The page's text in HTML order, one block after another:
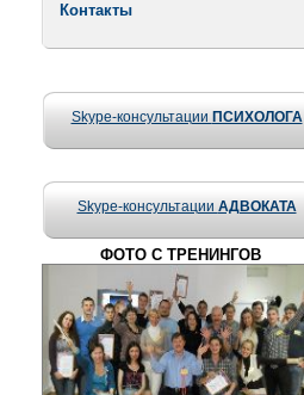
Контакты
Skype-консультации ПСИХОЛОГА
Skype-консультации АДВОКАТА
ФОТО С ТРЕНИНГОВ